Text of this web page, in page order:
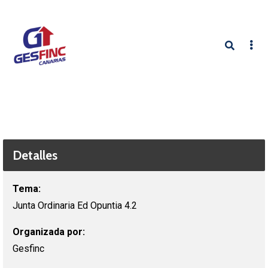
Detalles
Tema:
Junta Ordinaria Ed Opuntia 4.2
Organizada por:
Gesfinc